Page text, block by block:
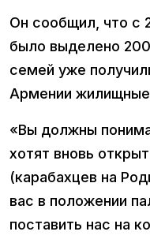
Он сообщил, что с
было выделено
семей уже
Армении
«Вы должны
хотят вновь
(карабахцев на
вас в положении
поставить нас на